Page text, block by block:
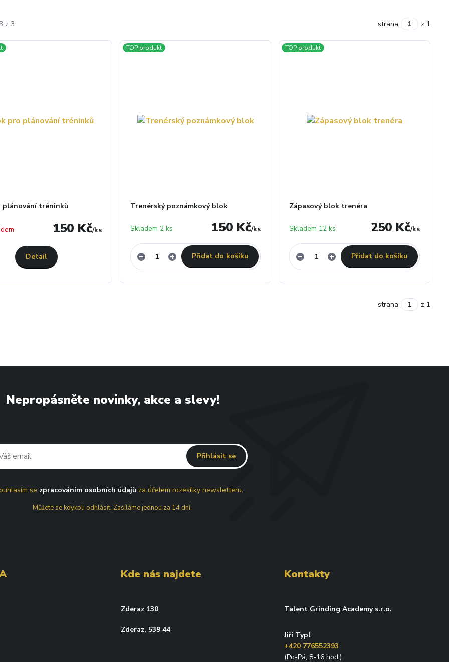
z 3 strana z 1
plánování tréninků
150 Kč/ks
Detail
TOP produkt
Trenérský poznámkový blok
150 Kč/ks
Skladem 2 ks
Přidat do košíku
TOP produkt
Zápasový blok trenéra
250 Kč/ks
Skladem 12 ks
Přidat do košíku
strana z 1
Nepropásněte novinky, akce a slevy!
Přihlásit se
se zpracováním osobních údajůza účelem rozesílky newsletteru.
Můžete se kdykoli odhlásit. Zasíláme jednou za 14 dní.
Kde nás najdete
Zderaz 130
Zderaz, 539 44
Kontakty
Talent Grinding Academy s.r.o.
Jiří Typl
+420 776552393
(Po-Pá, 8-16 hod.)